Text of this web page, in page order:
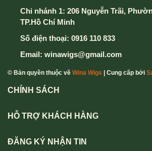
Chi nhánh 1: 206 Nguyễn Trãi,
TP.Hồ Chí Minh
Số điện thoại: 0916 110 833
Email: winawigs@gmail.com
© Bản quyền thuộc về Wina Wigs | Cung cấp bởi
CHÍNH SÁCH
HỖ TRỢ KHÁCH HÀNG
ĐĂNG KÝ NHẬN TIN